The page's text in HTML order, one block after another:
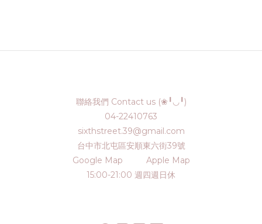
聯絡我們 Contact us (❀╹◡╹)
04-22410763
sixthstreet.39@gmail.com
台中市北屯區安順東六街39號
Google Map
Apple Map
15:00-21:00 週四週日休